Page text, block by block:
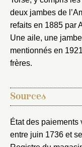
deux jambes de
refaits en 1885 par
Une aile, une
mentionnés en
frères.
Sources
État des
entre juin 1736 et
Nouveau
Créer
Mot de
Vous n'êtes pas
Vous avez oublié